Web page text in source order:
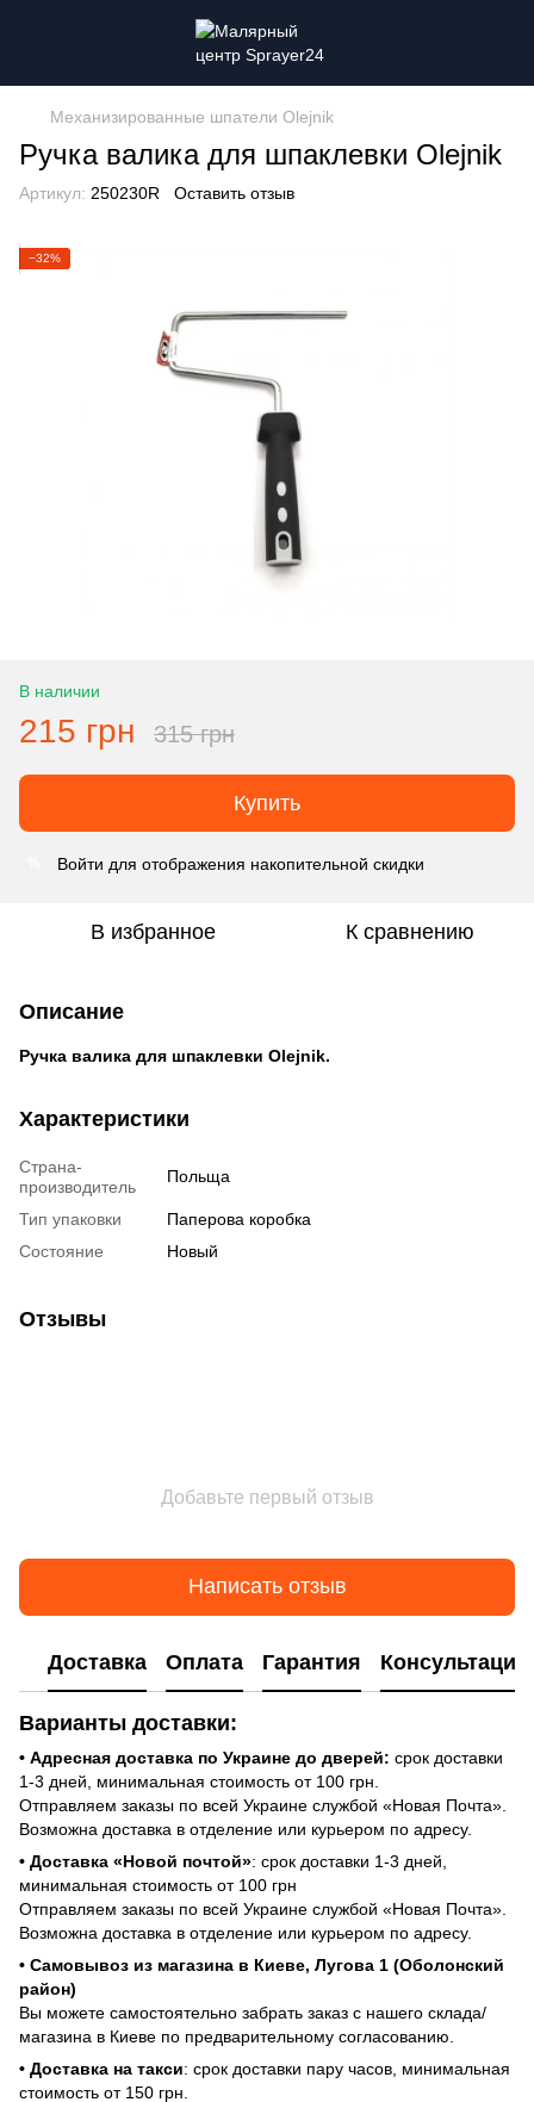
Механизированные шпатели Olejnik
Ручка валика для шпаклевки Olejnik
Артикул: 250230R Оставить отзыв
−32%
В наличии
215 грн 315 грн
Купить
Войти для отображения накопительной скидки
В избранное К сравнению
Описание
Ручка валика для шпаклевки Olejnik.
Характеристики
Страна-
производитель
Польща
Тип упаковки
Паперова коробка
Состояние
Новый
Отзывы
Добавьте первый отзыв
Написать отзыв
Доставка Оплата Гарантия Консультация
Варианты доставки:
• Адресная доставка по Украине до дверей: срок доставки
1-3 дней, минимальная стоимость от 100 грн.
Отправляем заказы по всей Украине службой «Новая Почта».
Возможна доставка в отделение или курьером по адресу.
• Доставка «Новой почтой»: срок доставки 1-3 дней,
минимальная стоимость от 100 грн
Отправляем заказы по всей Украине службой «Новая Почта».
Возможна доставка в отделение или курьером по адресу.
• Самовывоз из магазина в Киеве, Лугова 1 (Оболонский
район)
Вы можете самостоятельно забрать заказ с нашего склада/
магазина в Киеве по предварительному согласованию.
• Доставка на такси: срок доставки пару часов, минимальная
стоимость от 150 грн.